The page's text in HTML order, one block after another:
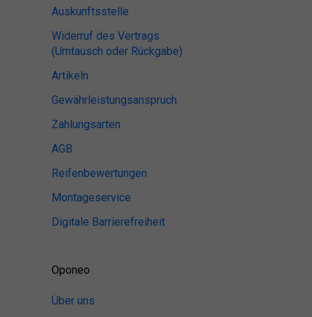
Auskunftsstelle
Widerruf des Vertrags
(Umtausch oder Rückgabe)
Artikeln
Gewährleistungsanspruch
Zahlungsarten
AGB
Reifenbewertungen
Montageservice
Digitale Barrierefreiheit
Oponeo
Über uns